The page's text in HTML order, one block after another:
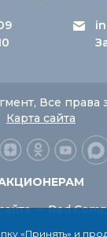
Все
Карта сайта
— Red
«Принять» и